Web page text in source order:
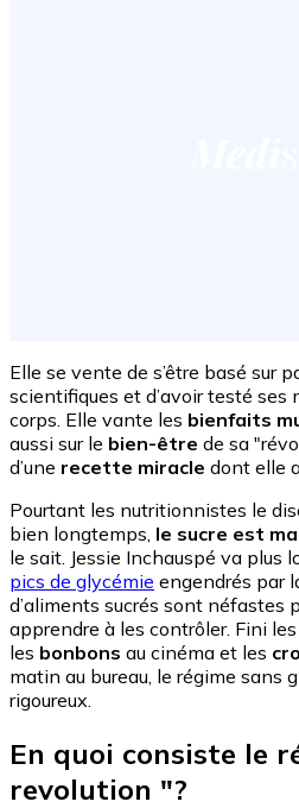
Elle se vente de s’être basé sur
scientifiques et d’avoir testé ses
corps. Elle vante les bienfaits
aussi sur le bien-être de sa
d’une recette miracle dont elle
Pourtant les nutritionnistes le
bien longtemps, le sucre est
le sait. Jessie Inchauspé va plus
pics de glycémie engendrés par
d’aliments sucrés sont néfastes
apprendre à les contrôler. Fini
les bonbons au cinéma et les
matin au bureau, le régime sans
rigoureux.
En quoi consiste le
revolution "?